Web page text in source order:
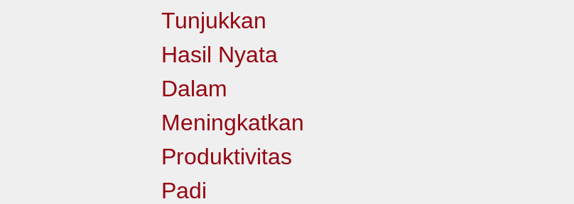
Tunjukkan
Hasil Nyata
Dalam
Meningkatkan
Produktivitas
Padi